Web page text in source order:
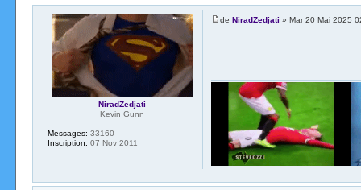
de NiradZedjati » Mar 20 Mai 2025
NiradZedjati
Kevin Gunn
Messages: 33160
Inscription: 07 Nov 2011